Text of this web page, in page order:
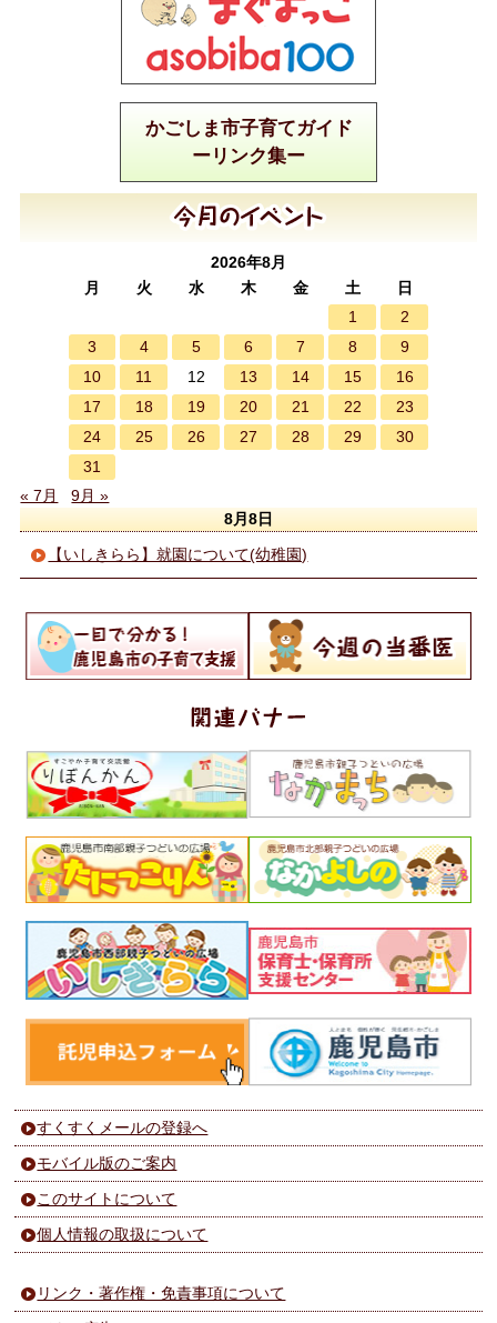
かごしま市子育てガイド
ーリンク集ー
2026年8月
月
火 水 木 金 土
日
1
2
3
4 5 6 7 8
9
10
11 12 13 14 15
16
17
18 19 20 21 22
23
24
25 26 27 28 29
30
31
« 7月
9月 »
8月8日
【いしきらら】就園について(幼稚園)
すくすくメールの登録へ
モバイル版のご案内
このサイトについて
個人情報の取扱について
リンク・著作権・免責事項について